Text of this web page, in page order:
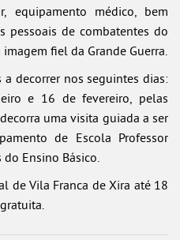
equipamento médico, bem
pessoais de combatentes do
fiel da Grande Guerra.
decorrer nos seguintes dias:
e 16 de fevereiro, pelas
uma visita guiada a ser
de Escola Professor
Ensino Básico.
de Vila Franca de Xira até 18